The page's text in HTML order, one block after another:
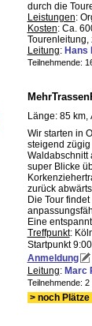
durch die
Leistungen:
Kosten: Ca.
Tourenleitung,
Leitung: Hans
Teilnehmende:
Länge: 85 km,
Wir starten in
steigend
Waldabschnitt
super Blicke
zurück
Die Tour
Eine
Treffpunkt:
Startpunkt
Anmeldung
Leitung: Marc
Teilnehmende:
> noch